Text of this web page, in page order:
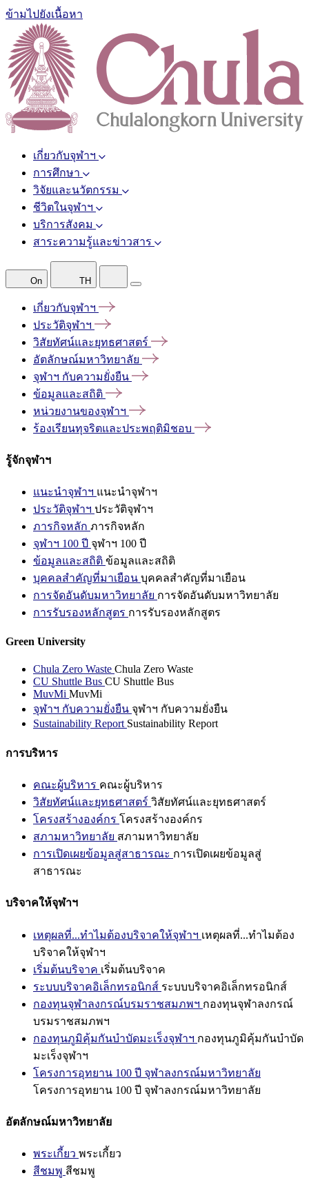
ข้ามไปยังเนื้อหา
เกี่ยวกับจุฬาฯ
การศึกษา
วิจัยและนวัตกรรม
ชีวิตในจุฬาฯ
บริการสังคม
สาระความรู้และข่าวสาร
On TH
เกี่ยวกับจุฬาฯ
ประวัติจุฬาฯ
วิสัยทัศน์และยุทธศาสตร์
อัตลักษณ์มหาวิทยาลัย
จุฬาฯ กับความยั่งยืน
ข้อมูลและสถิติ
หน่วยงานของจุฬาฯ
ร้องเรียนทุจริตและประพฤติมิชอบ
รู้จักจุฬาฯ
แนะนำจุฬาฯ แนะนำจุฬาฯ
ประวัติจุฬาฯ ประวัติจุฬาฯ
ภารกิจหลัก ภารกิจหลัก
จุฬาฯ 100 ปี จุฬาฯ 100 ปี
ข้อมูลและสถิติ ข้อมูลและสถิติ
บุคคลสำคัญที่มาเยือน บุคคลสำคัญที่มาเยือน
การจัดอันดับมหาวิทยาลัย การจัดอันดับมหาวิทยาลัย
การรับรองหลักสูตร การรับรองหลักสูตร
Green University
Chula Zero Waste Chula Zero Waste
CU Shuttle Bus CU Shuttle Bus
MuvMi MuvMi
จุฬาฯ กับความยั่งยืน จุฬาฯ กับความยั่งยืน
Sustainability Report Sustainability Report
การบริหาร
คณะผู้บริหาร คณะผู้บริหาร
วิสัยทัศน์และยุทธศาสตร์ วิสัยทัศน์และยุทธศาสตร์
โครงสร้างองค์กร โครงสร้างองค์กร
สภามหาวิทยาลัย สภามหาวิทยาลัย
การเปิดเผยข้อมูลสู่สาธารณะ การเปิดเผยข้อมูลสู่
สาธารณะ
บริจาคให้จุฬาฯ
เหตุผลที่...ทำไมต้องบริจาคให้จุฬาฯ เหตุผลที่...ทำไมต้อง
บริจาคให้จุฬาฯ
เริ่มต้นบริจาค เริ่มต้นบริจาค
ระบบบริจาคอิเล็กทรอนิกส์ ระบบบริจาคอิเล็กทรอนิกส์
กองทุนจุฬาลงกรณ์บรมราชสมภพฯ กองทุนจุฬาลงกรณ์
บรมราชสมภพฯ
กองทุนภูมิคุ้มกันบำบัดมะเร็งจุฬาฯ กองทุนภูมิคุ้มกันบำบัด
มะเร็งจุฬาฯ
โครงการอุทยาน 100 ปี จุฬาลงกรณ์มหาวิทยาลัย
โครงการอุทยาน 100 ปี จุฬาลงกรณ์มหาวิทยาลัย
อัตลักษณ์มหาวิทยาลัย
พระเกี้ยว พระเกี้ยว
สีชมพู สีชมพู